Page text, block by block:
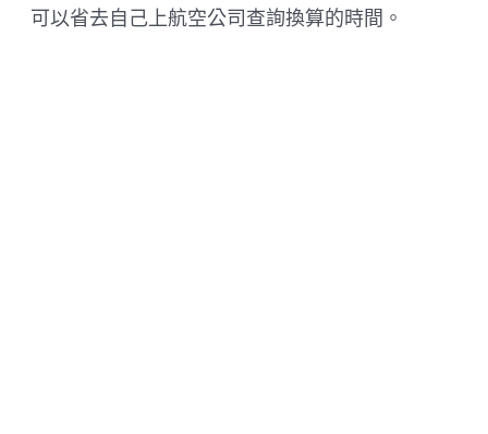
可以省去自己上航空公司查詢換算的時間。